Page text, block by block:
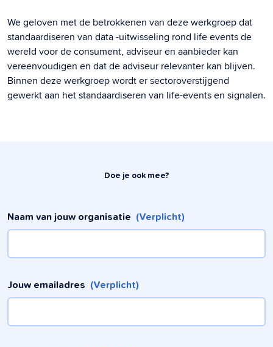
We geloven met de betrokkenen van deze werkgroep dat
standaardiseren van data -uitwisseling rond life events de
wereld voor de consument, adviseur en aanbieder kan
vereenvoudigen en dat de adviseur relevanter kan blijven.
Binnen deze werkgroep wordt er sectoroverstijgend
gewerkt aan het standaardiseren van life-events en signalen.
Doe je ook mee?
Naam van jouw organisatie (Verplicht)
Jouw emailadres (Verplicht)